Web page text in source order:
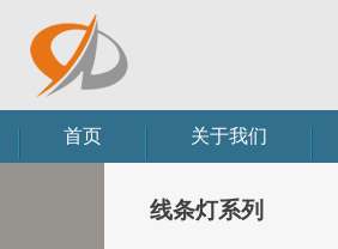
首页 关于我们
线条灯系列